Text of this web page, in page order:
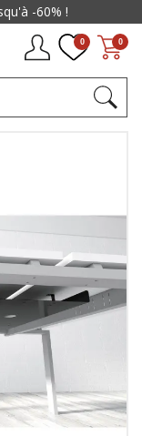
0
0
-60% !